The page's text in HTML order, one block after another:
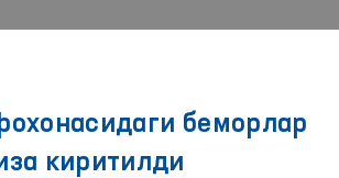
беморлар
киритилди